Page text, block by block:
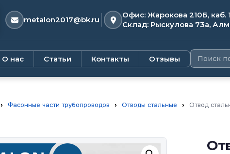
metalon2017@bk.ru
Офис: Жарокова 210Б, каб.
Склад: Рыскулова 73а,
О нас Статьи Контакты Отзывы
› Фасонные части трубопроводов › Отводы стальные › Отвод